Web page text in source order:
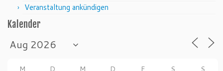
Veranstaltung ankündigen
Kalender
M D M D F S S